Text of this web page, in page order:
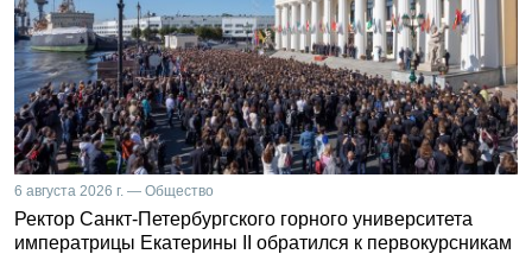
6 августа 2026 г. — Общество
Ректор Санкт-Петербургского горного университета
императрицы Екатерины II обратился к первокурсникам